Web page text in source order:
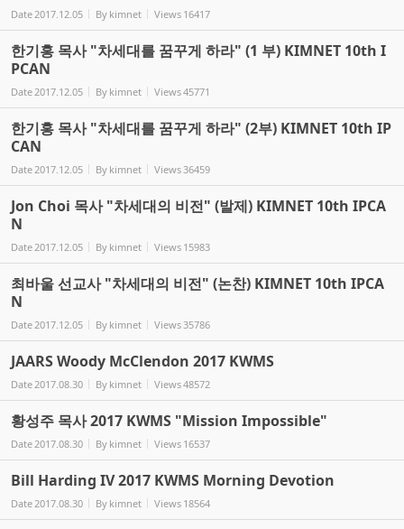
Date2017.12.05 By kimnet Views 16417
한기홍 목사 "차세대를 꿈꾸게 하라" (1 부) KIMNET 10th I
PCAN
Date2017.12.05 By kimnet Views45771
한기홍 목사 "차세대를 꿈꾸게 하라" (2부) KIMNET 10th IP
CAN
Date2017.12.05 By kimnet Views36459
Jon Choi 목사 "차세대의 비전" (발제) KIMNET 10th IPCA
N
Date2017.12.05 By kimnet Views 15983
최바울 선교사 "차세대의 비전" (논찬) KIMNET 10th IPCA
N
Date2017.12.05 By kimnet Views35786
JAARS Woody McClendon 2017 KWMS
Date2017.08.30 By kimnet Views48572
황성주 목사 2017 KWMS "Mission Impossible"
Date2017.08.30 By kimnet Views 16537
Bill Harding IV 2017 KWMS Morning Devotion
Date2017.08.30 By kimnet Views 18564